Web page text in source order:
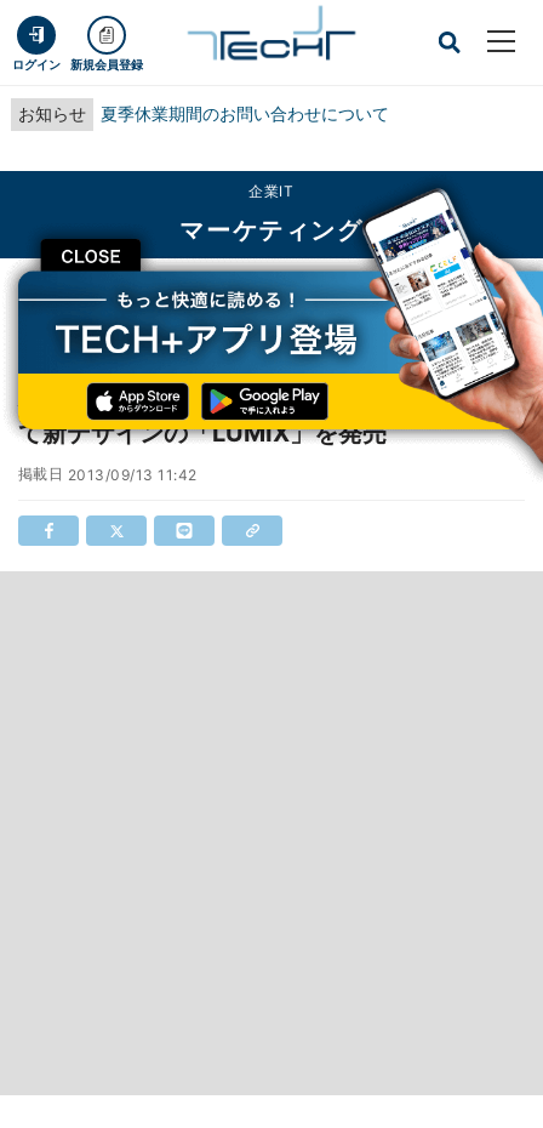
ログイン 新規会員登録
お知らせ 夏季休業期間のお問い合わせについて
CLOSE
企業IT
マーケティング
TECH+ 企業IT
マーケティング
パナソニック、クラウドソーシングを活用して新デザインの「LUMIX」を発売
パナソニック、クラウドソーシングを活用し
て新デザインの「LUMIX」を発売
掲載日 2013/09/13 11:42